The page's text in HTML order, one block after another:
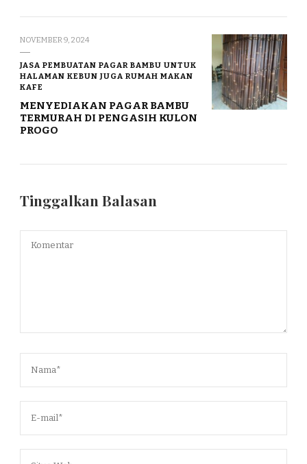
NOVEMBER 9, 2024
JASA PEMBUATAN PAGAR BAMBU UNTUK
HALAMAN KEBUN JUGA RUMAH MAKAN
KAFE
MENYEDIAKAN PAGAR BAMBU
TERMURAH DI PENGASIH KULON
PROGO
Tinggalkan Balasan